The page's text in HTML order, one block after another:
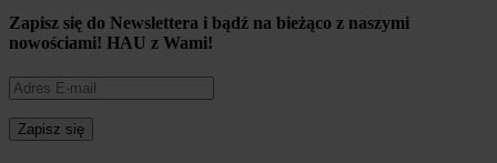
Zapisz się do Newslettera i bądź na bieżąco z naszymi
nowościami! HAU z Wami!